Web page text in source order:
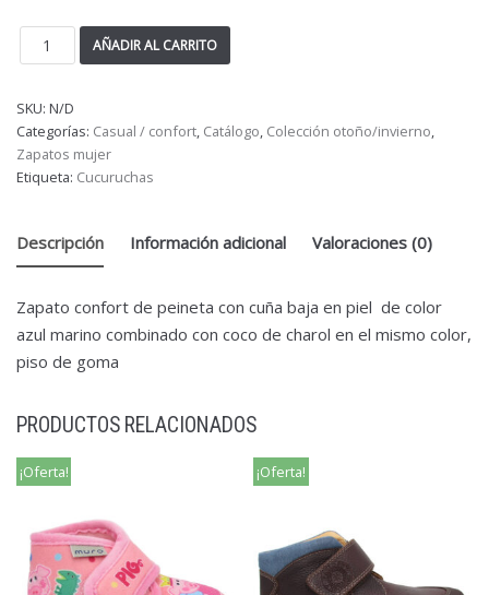
AÑADIR AL CARRITO
SKU: N/D
Categorías: Casual / confort, Catálogo, Colección otoño/invierno,
Zapatos mujer
Etiqueta: Cucuruchas
Descripción Información adicional Valoraciones (0)
Zapato confort de peineta con cuña baja en piel de color
azul marino combinado con coco de charol en el mismo color,
piso de goma
PRODUCTOS RELACIONADOS
¡Oferta! ¡Oferta!